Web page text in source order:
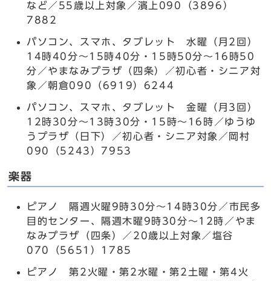
など／55歳以上対象／濱上090（3896）
7882
パソコン、スマホ、タブレット 水曜（月2回）
14時40分～15時40分・15時50分～16時50
分／やまなみプラザ（四条）／初心者・シニア対
象／朝倉090（6919）6244
パソコン、スマホ、タブレット 金曜（月3回）
12時30分～13時30分・15時～16時／ゆうゆ
うプラザ（日下）／初心者・シニア対象／岡村
090（5243）7953
楽器
ピアノ 隔週火曜9時30分～14時30分／市民多
目的センター、隔週木曜9時30分～12時／やま
なみプラザ（四条）／20歳以上対象／塩谷
070（5651）1785
ピアノ 第2火曜・第2水曜・第2土曜・第4火